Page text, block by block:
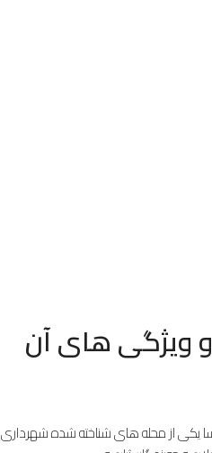
ویژگی های آن
یکی از محله های شناخته شده شهرداری